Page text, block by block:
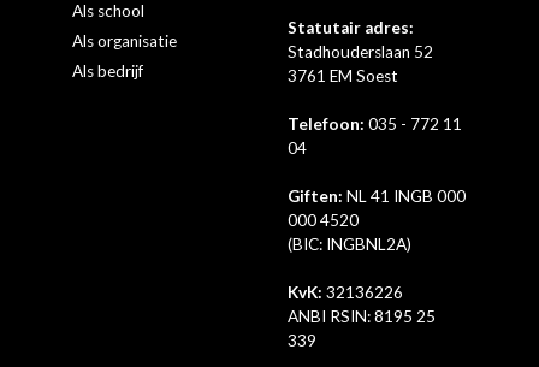
Als school
Als organisatie
Als bedrijf
Statutair adres:
Stadhouderslaan 52
3761 EM Soest
Telefoon: 035 - 772 11
04
Giften: NL 41 INGB 000
000 4520
(BIC: INGBNL2A)
KvK: 32136226
ANBI RSIN: 8195 25
339